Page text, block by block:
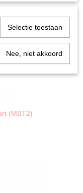
(MBT2)
Selectie toestaan
Nee, niet akkoord